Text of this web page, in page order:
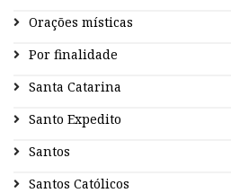
Orações místicas
Por finalidade
Santa Catarina
Santo Expedito
Santos
Santos Católicos